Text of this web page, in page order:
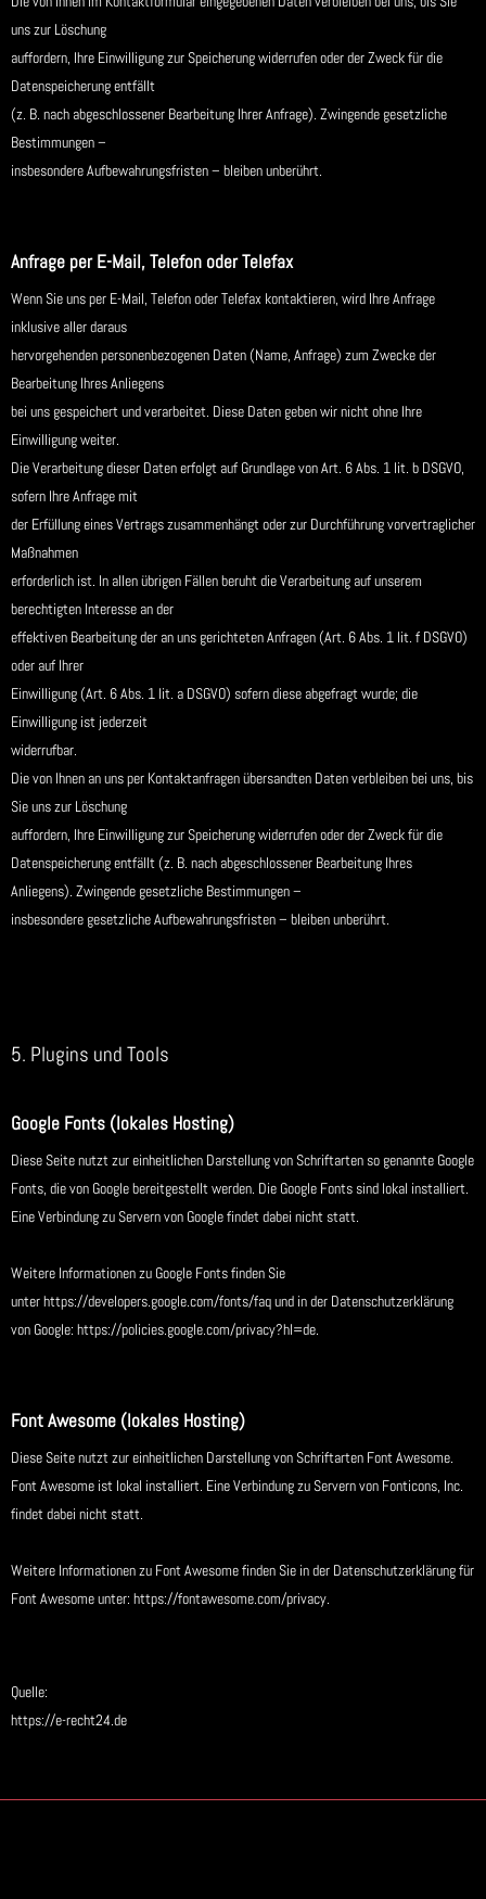
uns zur Löschung
auffordern, Ihre Einwilligung zur Speicherung widerrufen oder der Zweck für die
Datenspeicherung entfällt
(z. B. nach abgeschlossener Bearbeitung Ihrer Anfrage). Zwingende gesetzliche
Bestimmungen –
insbesondere Aufbewahrungsfristen – bleiben unberührt.
Anfrage per E-Mail, Telefon oder Telefax
Wenn Sie uns per E-Mail, Telefon oder Telefax kontaktieren, wird Ihre Anfrage
inklusive aller daraus
hervorgehenden personenbezogenen Daten (Name, Anfrage) zum Zwecke der
Bearbeitung Ihres Anliegens
bei uns gespeichert und verarbeitet. Diese Daten geben wir nicht ohne Ihre
Einwilligung weiter.
Die Verarbeitung dieser Daten erfolgt auf Grundlage von Art. 6 Abs. 1 lit. b DSGVO,
sofern Ihre Anfrage mit
der Erfüllung eines Vertrags zusammenhängt oder zur Durchführung vorvertraglicher
Maßnahmen
erforderlich ist. In allen übrigen Fällen beruht die Verarbeitung auf unserem
berechtigten Interesse an der
effektiven Bearbeitung der an uns gerichteten Anfragen (Art. 6 Abs. 1 lit. f DSGVO)
oder auf Ihrer
Einwilligung (Art. 6 Abs. 1 lit. a DSGVO) sofern diese abgefragt wurde; die
Einwilligung ist jederzeit
widerrufbar.
Die von Ihnen an uns per Kontaktanfragen übersandten Daten verbleiben bei uns, bis
Sie uns zur Löschung
auffordern, Ihre Einwilligung zur Speicherung widerrufen oder der Zweck für die
Datenspeicherung entfällt (z. B. nach abgeschlossener Bearbeitung Ihres
Anliegens). Zwingende gesetzliche Bestimmungen –
insbesondere gesetzliche Aufbewahrungsfristen – bleiben unberührt.
5. Plugins und Tools
Google Fonts (lokales Hosting)
Diese Seite nutzt zur einheitlichen Darstellung von Schriftarten so genannte Google
Fonts, die von Google bereitgestellt werden. Die Google Fonts sind lokal installiert.
Eine Verbindung zu Servern von Google findet dabei nicht statt.
Weitere Informationen zu Google Fonts finden Sie
unterhttps://developers.google.com/fonts/faqund in der Datenschutzerklärung
von Google: https://policies.google.com/privacy?hl=de
Font Awesome (lokales Hosting)
Diese Seite nutzt zur einheitlichen Darstellung von Schriftarten Font Awesome.
Font Awesome ist lokal installiert. Eine Verbindung zu Servern von Fonticons, Inc.
findet dabei nicht statt.
Weitere Informationen zu Font Awesome finden Sie in der Datenschutzerklärung für
Font Awesome unter: https://fontawesome.com/privacy
Quelle:
https://e-recht24.de